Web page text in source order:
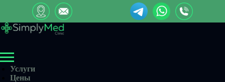
Услуги
Цены